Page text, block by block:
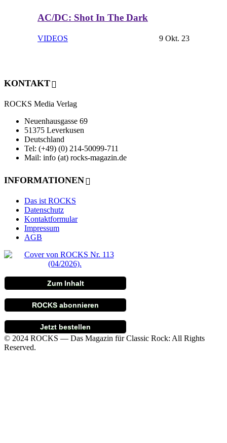
AC/DC: Shot In The Dark
VIDEOS 9 Okt. 23
KONTAKT
ROCKS Media Verlag
Neuenhausgasse 69
51375 Leverkusen
Deutschland
Tel: (+49) (0) 214-50099-711
Mail: info (at) rocks-magazin.de
INFORMATIONEN
Das ist ROCKS
Datenschutz
Kontaktformular
Impressum
AGB
Zum Inhalt
ROCKS abonnieren
Jetzt bestellen
© 2024 ROCKS — Das Magazin für Classic Rock: All Rights
Reserved.